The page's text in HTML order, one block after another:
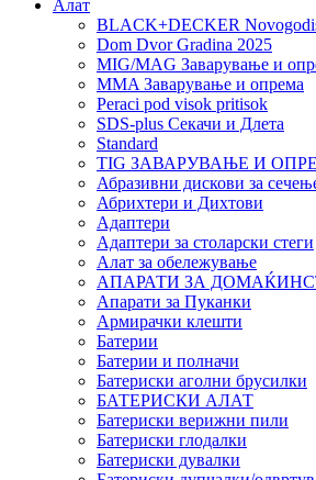
Алат
BLACK+DECKER
Dom Dvor Gradina 2025
MIG/MAG Заварување и
MMA Заварување и опрема
Peraci pod visok pritisok
SDS-plus Секачи и Длета
Standard
TIG ЗАВАРУВАЊЕ И
Абразивни дискови за
Абрихтери и Дихтови
Адаптери
Адаптери за столарски стеги
Алат за обележување
АПАРАТИ ЗА
Апарати за Пуканки
Армирачки клешти
Батерии
Батерии и полначи
Батериски аголни брусилки
БАТЕРИСКИ АЛАТ
Батериски верижни пили
Батериски глодалки
Батериски дувалки